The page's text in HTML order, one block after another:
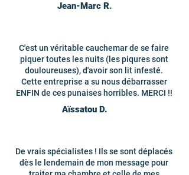
Jean-Marc R.
C'est un véritable cauchemar de se faire
piquer toutes les nuits (les piqures sont
douloureuses), d'avoir son lit infesté.
Cette entreprise a su nous débarrasser
ENFIN de ces punaises horribles. MERCI !!
Aïssatou D.
De vrais spécialistes ! Ils se sont déplacés
dès le lendemain de mon message pour